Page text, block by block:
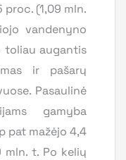
(1,09 mln.
vandenyno
toliau augantis
ir pašarų
Pasaulinė
gamyba
pat mažėjo 4,4
mln. t. Po kelių